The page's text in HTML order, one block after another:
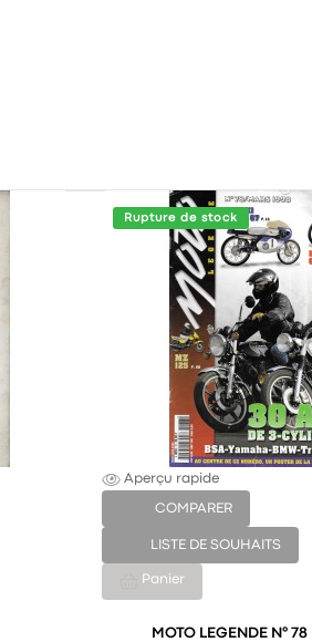
Rupture de stock
Aperçu rapide
COMPARER
LISTE DE SOUHAITS
Panier